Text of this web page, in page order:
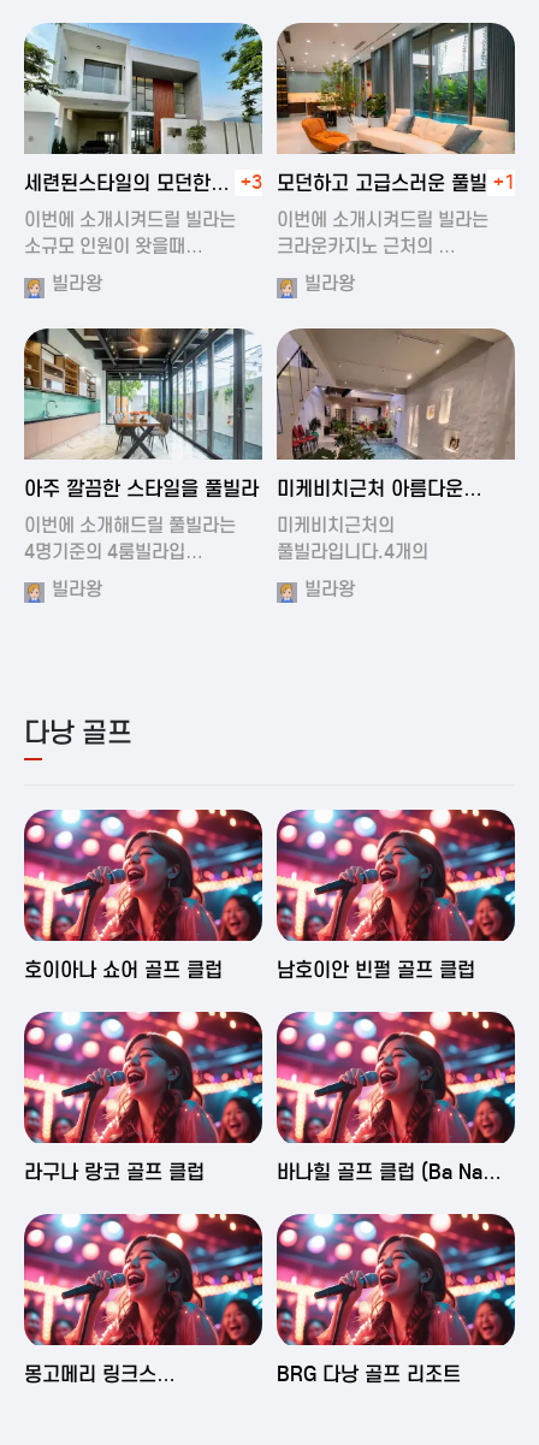
2024-11-19 01:22
세련된스타일의 모던한
풀빌라
+3
이번에 소개시켜드릴 빌라는
소규모 인원이 왓을때…
빌라왕
2024-11-20 00:20
모던하고 고급스러운 풀빌라+1
이번에 소개시켜드릴 빌라는
크라운카지노 근처의 …
빌라왕
2024-11-19 01:01
아주 깔끔한 스타일을 풀빌라
이번에 소개해드릴 풀빌라는
4명기준의 4룸빌라입…
빌라왕
2024-11-16 15:32
미케비치근처 아름다운
풀빌라
미케비치근처의
풀빌라입니다.4개의
아름다운방과…
빌라왕
다낭 골프
2025-06-03 16:43
호이아나 쇼어 골프 클럽 2025-06-03 15:09
남호이안 빈펄 골프 클럽
2025-06-03 15:05
라구나 랑코 골프 클럽 2025-06-03 14:58
바나힐 골프 클럽 (Ba Na
2025-06-03 14:50
몽고메리 링크스
2025-06-02 23:29
BRG 다낭 골프 리조트